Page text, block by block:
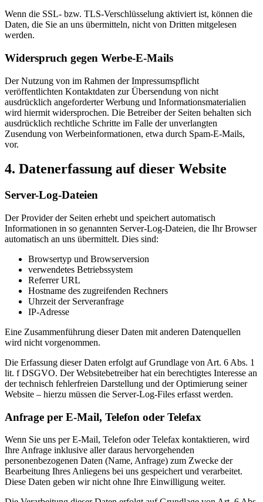
Wenn die SSL- bzw. TLS-Verschlüsselung aktiviert ist, können die
Daten, die Sie an uns übermitteln, nicht von Dritten mitgelesen
werden.
Widerspruch gegen Werbe-E-Mails
Der Nutzung von im Rahmen der Impressumspflicht
veröffentlichten Kontaktdaten zur Übersendung von nicht
ausdrücklich angeforderter Werbung und Informationsmaterialien
wird hiermit widersprochen. Die Betreiber der Seiten behalten sich
ausdrücklich rechtliche Schritte im Falle der unverlangten
Zusendung von Werbeinformationen, etwa durch Spam-E-Mails,
vor.
4. Datenerfassung auf dieser Website
Server-Log-Dateien
Der Provider der Seiten erhebt und speichert automatisch
Informationen in so genannten Server-Log-Dateien, die Ihr Browser
automatisch an uns übermittelt. Dies sind:
Browsertyp und Browserversion
verwendetes Betriebssystem
Referrer URL
Hostname des zugreifenden Rechners
Uhrzeit der Serveranfrage
IP-Adresse
Eine Zusammenführung dieser Daten mit anderen Datenquellen
wird nicht vorgenommen.
Die Erfassung dieser Daten erfolgt auf Grundlage von Art. 6 Abs. 1
lit. f DSGVO. Der Websitebetreiber hat ein berechtigtes Interesse an
der technisch fehlerfreien Darstellung und der Optimierung seiner
Website – hierzu müssen die Server-Log-Files erfasst werden.
Anfrage per E-Mail, Telefon oder Telefax
Wenn Sie uns per E-Mail, Telefon oder Telefax kontaktieren, wird
Ihre Anfrage inklusive aller daraus hervorgehenden
personenbezogenen Daten (Name, Anfrage) zum Zwecke der
Bearbeitung Ihres Anliegens bei uns gespeichert und verarbeitet.
Diese Daten geben wir nicht ohne Ihre Einwilligung weiter.